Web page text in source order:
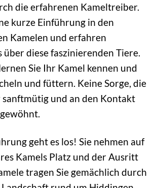
die erfahrenen Kameltreiber.
kurze Einführung in den
Kamelen und erfahren
über diese faszinierenden Tiere.
Sie Ihr Kamel kennen und
und füttern. Keine Sorge, die
sanftmütig und an den Kontakt
geht es los! Sie nehmen auf
Kamels Platz und der Ausritt
tragen Sie gemächlich durch